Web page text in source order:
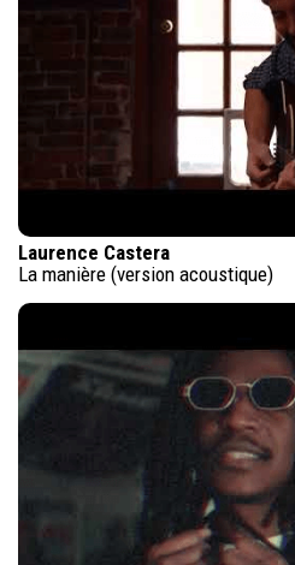
Laurence Castera
La manière (version acoustique)